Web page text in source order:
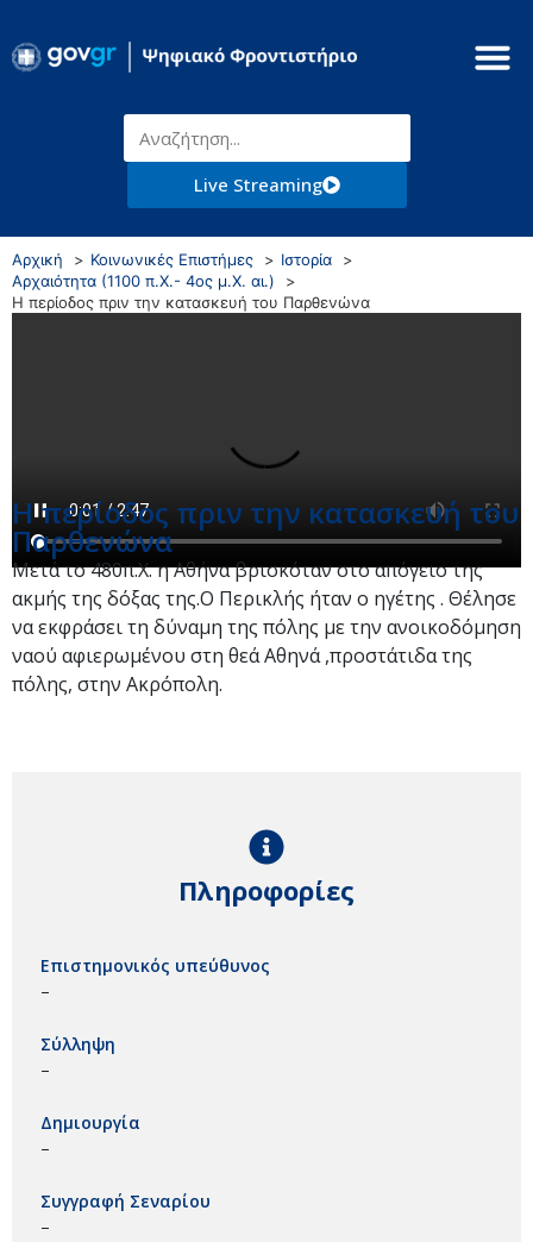
Live Streaming
Αρχική Κοινωνικές Επιστήμες
Ιστορία
Αρχαιότητα (1100 π.Χ.- 4ος μ.Χ. αι.)
Η περίοδος πριν την κατασκευή του Παρθενώνα
Η περίοδος πριν την κατασκευή του
Παρθενώνα
Μετά το 480π.Χ. η Αθήνα βρισκόταν στο απόγειο της
ακμής της δόξας της.Ο Περικλής ήταν ο ηγέτης . Θέλησε
να εκφράσει τη δύναμη της πόλης με την ανοικοδόμηση
ναού αφιερωμένου στη θεά Αθηνά ,προστάτιδα της
πόλης, στην Ακρόπολη.
Πληροφορίες
Επιστημονικός υπεύθυνος
–
Σύλληψη
–
Δημιουργία
–
Συγγραφή Σεναρίου
–